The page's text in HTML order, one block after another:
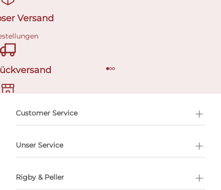
Versand
buchen
Customer Service
Unser Service
Rigby & Peller